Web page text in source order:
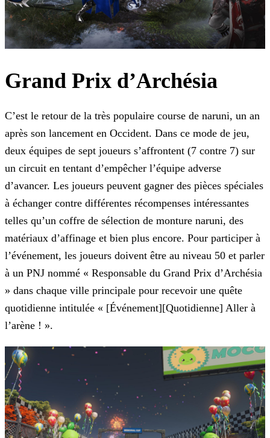
Grand Prix d’Archésia
C’est le retour de la très populaire course de naruni, un an
après son lancement en Occident. Dans ce mode de jeu,
deux équipes de sept joueurs s’affrontent (7 contre 7) sur
un circuit en tentant d’empêcher l’équipe adverse
d’avancer. Les joueurs peuvent gagner des pièces spéciales
à échanger contre différentes récompenses intéressantes
telles qu’un coffre de sélection de monture naruni, des
matériaux d’affinage et bien plus encore. Pour participer à
l’événement, les joueurs doivent être au niveau 50 et parler
à un PNJ nommé « Responsable du Grand Prix d’Archésia
» dans chaque ville principale pour recevoir une quête
quotidienne intitulée « [Événement][Quotidienne] Aller à
l’arène ! ».